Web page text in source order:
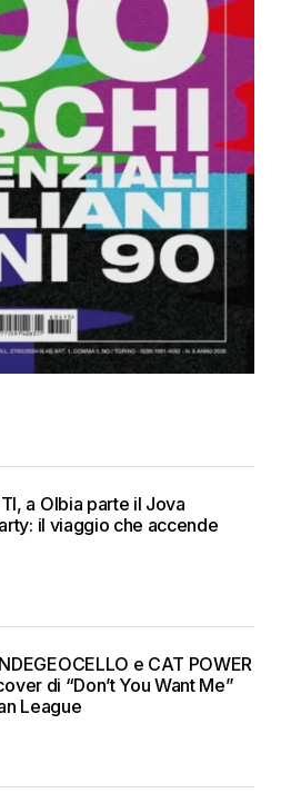
a Olbia parte il Jova
il viaggio che accende
e CAT POWER
di “Don’t You Want Me”
League